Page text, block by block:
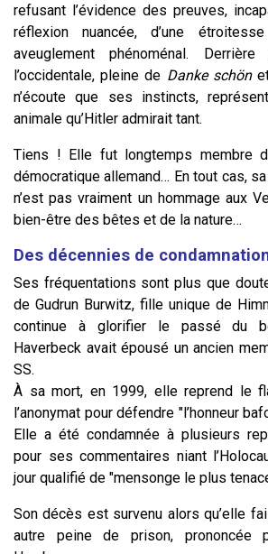
refusant l’évidence des preuves,
réflexion nuancée, d’une
aveuglement phénoménal.
l’occidentale, pleine de Danke schön
n’écoute que ses instincts,
animale qu’Hitler admirait tant.
Tiens ! Elle fut longtemps membre
démocratique allemand… En tout cas,
n’est pas vraiment un hommage aux
bien-être des bêtes et de la nature…
Des décennies de
Ses fréquentations sont plus que
de Gudrun Burwitz, fille unique de
continue à glorifier le passé du
Haverbeck avait épousé un ancien
SS.
À sa mort, en 1999, elle reprend le
l’anonymat pour défendre "l’honneur
Elle a été condamnée à plusieurs
pour ses commentaires niant
jour qualifié de "mensonge le plus
Son décès est survenu alors qu’elle
autre peine de prison, prononcée